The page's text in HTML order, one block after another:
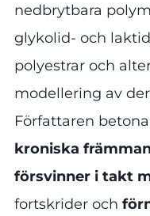
nedbrytbara
glykolid- och
polyestrar och
modellering av
Författaren
kroniska
försvinner i takt
fortskrider och